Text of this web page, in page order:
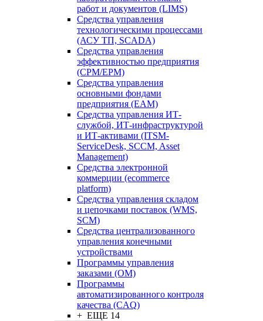
работ и документов (LIMS)
Средства управления
технологическими процессами
(АСУ ТП, SCADA)
Средства управления
эффективностью предприятия
(CPM/EPM)
Средства управления
основными фондами
предприятия (EAM)
Средства управления ИТ-
службой, ИТ-инфраструктурой
и ИТ-активами (ITSM-
ServiceDesk, SCCM, Asset
Management)
Средства электронной
коммерции (ecommerce
platform)
Средства управления складом
и цепочками поставок (WMS,
SCM)
Средства централизованного
управления конечными
устройствами
Программы управления
заказами (OM)
Программы
автоматизированного контроля
качества (CAQ)
+ ЕЩЕ 14